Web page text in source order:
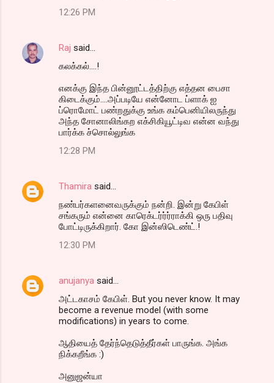
12:26 PM
Raj said…
கலக்கல்....!
எனக்கு இந்த பின்னூட்டத்திற்கு எத்தன பைசா
கிடைக்கும்....அப்படியே என்னோட ப்ளாக் ஐ
ப்ரொமோட் பண்றதுக்கு உங்க கம்பெனியிலருந்து
அந்த சோனாலிங்கற எக்சிகியூட்டிவ என்ன வந்து
பார்க்க ச்சொல்லுங்க
12:28 PM
Thamira said…
நண்பர்களனைவருக்கும் நன்றி. இன்று கேபிள்
சங்கரும் என்னை காரெக்டர்ர்ர்ராக்கி ஒரு பதிவு
போட்டிருக்கிறார். கோ இன்ஸிடெண்ட்.!
12:30 PM
anujanya said…
அட்டகாசம் கேபிள். But you never know. It may
become a revenue model (with some
modifications) in years to come.
ஆதியைத் தேர்ந்தெடுத்தீர்கள் பாருங்க. அங்க
நிக்கறீங்க :)
அனுஜன்யா